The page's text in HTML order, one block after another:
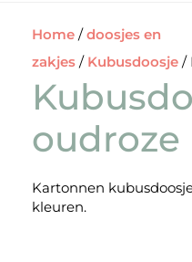
Home /doosjes en
zakjes / Kubusdoosje /
oudroze
Kartonnen
kleuren.